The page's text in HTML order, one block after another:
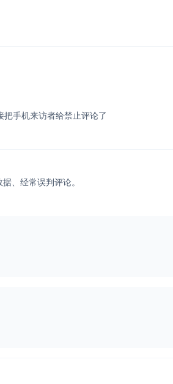
手机来访者给禁止评论了
、经常误判评论。